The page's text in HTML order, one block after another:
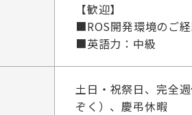
【歓迎】
■ROS開発環境のご
■英語力：中級
土日・祝祭日、完全
ぞく）、慶弔休暇